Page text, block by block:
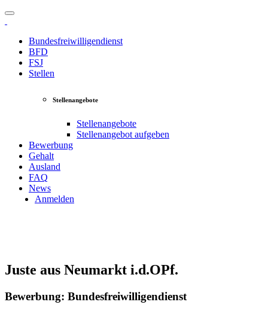
Bundesfreiwilligendienst
BFD
FSJ
Stellen
Stellenangebote
Stellenangebote
Stellenangebot aufgeben
Bewerbung
Gehalt
Ausland
FAQ
News
Anmelden
Juste aus Neumarkt i.d.OPf.
Bewerbung: Bundesfreiwilligendienst